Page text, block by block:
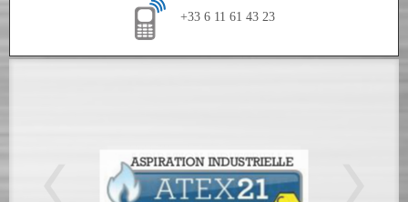
+33 6 11 61 43 23